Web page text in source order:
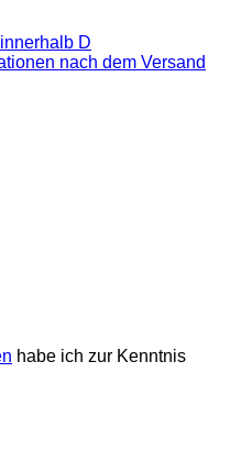
D
nach dem Versand
habe ich zur Kenntnis